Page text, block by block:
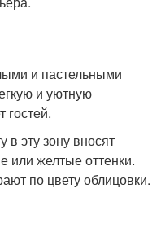
и пастельными
и уютную
гостей.
в эту зону вносят
или желтые оттенки.
по цвету облицовки.